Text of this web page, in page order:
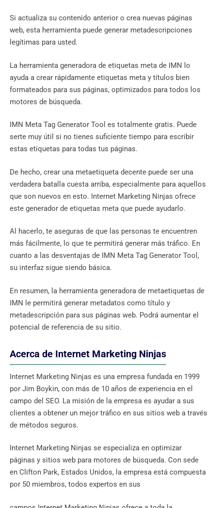
Si actualiza su contenido anterior o crea nuevas páginas
web, esta herramienta puede generar metadescripciones
legítimas para usted.
La herramienta generadora de etiquetas meta de IMN lo
ayuda a crear rápidamente etiquetas meta y títulos bien
formateados para sus páginas, optimizados para todos los
motores de búsqueda.
IMN Meta Tag Generator Tool es totalmente gratis. Puede
serte muy útil si no tienes suficiente tiempo para escribir
estas etiquetas para todas tus páginas.
De hecho, crear una metaetiqueta decente puede ser una
verdadera batalla cuesta arriba, especialmente para aquellos
que son nuevos en esto. Internet Marketing Ninjas ofrece
este generador de etiquetas meta que puede ayudarlo.
Al hacerlo, te aseguras de que las personas te encuentren
más fácilmente, lo que te permitirá generar más tráfico. En
cuanto a las desventajas de IMN Meta Tag Generator Tool,
su interfaz sigue siendo básica.
En resumen, la herramienta generadora de metaetiquetas de
IMN le permitirá generar metadatos como título y
metadescripción para sus páginas web. Podrá aumentar el
potencial de referencia de su sitio.
Acerca de Internet Marketing Ninjas
Internet Marketing Ninjas es una empresa fundada en 1999
por Jim Boykin, con más de 10 años de experiencia en el
campo del SEO. La misión de la empresa es ayudar a sus
clientes a obtener un mejor tráfico en sus sitios web a través
de métodos seguros.
Internet Marketing Ninjas se especializa en optimizar
páginas y sitios web para motores de búsqueda. Con sede
en Clifton Park, Estados Unidos, la empresa está compuesta
por 50 miembros, todos expertos en sus